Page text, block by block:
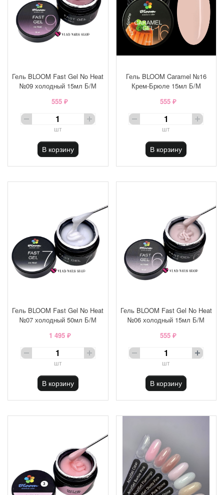
Гель BLOOM Fast Gel No Heat
№09 холодный 15мл Б/М
555 ₽
шт
В корзину
Гель BLOOM Caramel №16
Крем-Брюле 15мл Б/М
555 ₽
шт
В корзину
Гель BLOOM Fast Gel No Heat
№07 холодный 50мл Б/М
1 495 ₽
шт
В корзину
Гель BLOOM Fast Gel No Heat
№06 холодный 15мл Б/М
555 ₽
шт
В корзину